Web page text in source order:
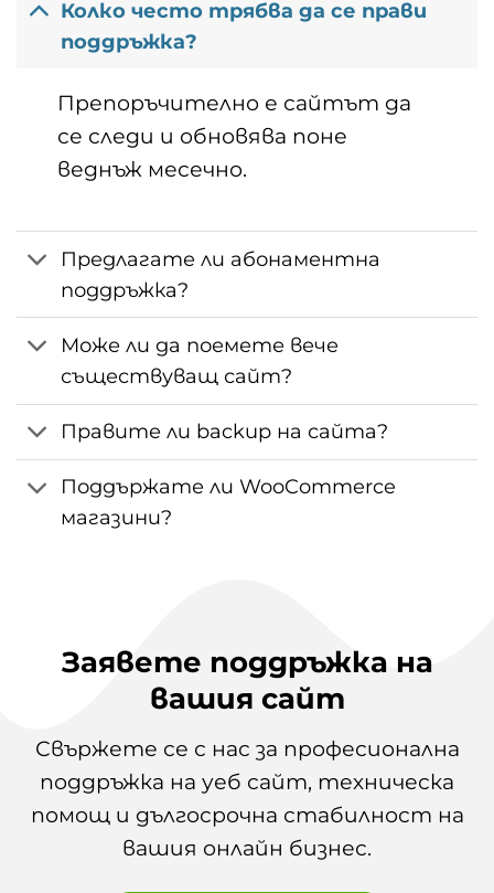
Колко често трябва да се прави
поддръжка?
Препоръчително е сайтът да
се следи и обновява поне
веднъж месечно.
Предлагате ли абонаментна
поддръжка?
Може ли да поемете вече
съществуващ сайт?
Правите ли backup на сайта?
Поддържате ли WooCommerce
магазини?
Заявете поддръжка на
вашия сайт
Свържете се с нас за професионална
поддръжка на уеб сайт, техническа
помощ и дългосрочна стабилност на
вашия онлайн бизнес.